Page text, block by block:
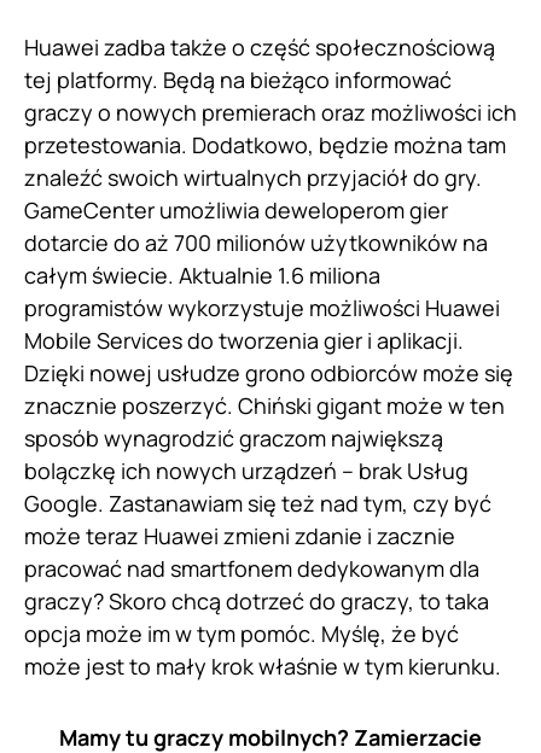
Huawei zadba także o część społecznościową
tej platformy. Będą na bieżąco informować
graczy o nowych premierach oraz możliwości ich
przetestowania. Dodatkowo, będzie można tam
znaleźć swoich wirtualnych przyjaciół do gry.
GameCenter umożliwia deweloperom gier
dotarcie do aż 700 milionów użytkowników na
całym świecie. Aktualnie 1.6 miliona
programistów wykorzystuje możliwości Huawei
Mobile Services do tworzenia gier i aplikacji.
Dzięki nowej usłudze grono odbiorców może się
znacznie poszerzyć. Chiński gigant może w ten
sposób wynagrodzić graczom największą
bolączkę ich nowych urządzeń – brak Usług
Google. Zastanawiam się też nad tym, czy być
może teraz Huawei zmieni zdanie i zacznie
pracować nad smartfonem dedykowanym dla
graczy? Skoro chcą dotrzeć do graczy, to taka
opcja może im w tym pomóc. Myślę, że być
może jest to mały krok właśnie w tym kierunku.
Mamy tu graczy mobilnych? Zamierzacie